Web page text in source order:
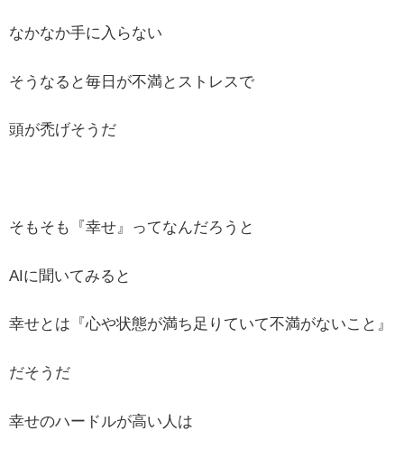
なかなか手に入らない
そうなると毎日が不満とストレスで
頭が禿げそうだ
そもそも『幸せ』ってなんだろうと
AIに聞いてみると
幸せとは『心や状態が満ち足りていて不満がないこと』
だそうだ
幸せのハードルが高い人は